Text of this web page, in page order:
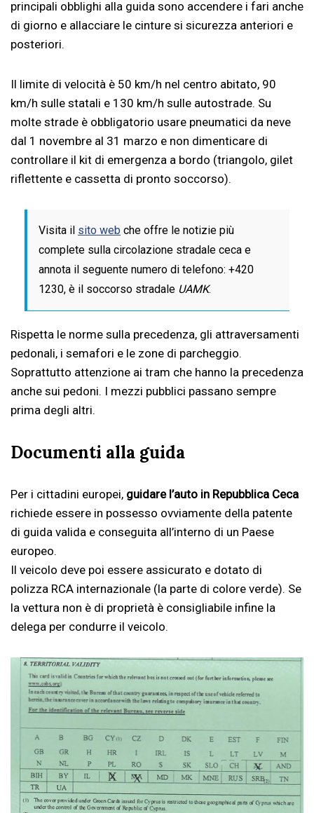
principali obblighi alla guida sono accendere i fari anche
di giorno e allacciare le cinture si sicurezza anteriori e
posteriori.
Il limite di velocità è 50 km/h nel centro abitato, 90
km/h sulle statali e 130 km/h sulle autostrade. Su
molte strade è obbligatorio usare pneumatici da neve
dal 1 novembre al 31 marzo e non dimenticare di
controllare il kit di emergenza a bordo (triangolo, gilet
riflettente e cassetta di pronto soccorso).
Visita il sito web che offre le notizie più
complete sulla circolazione stradale ceca e
annota il seguente numero di telefono: +420
1230, è il soccorso stradale UAMK.
Rispetta le norme sulla precedenza, gli attraversamenti
pedonali, i semafori e le zone di parcheggio.
Soprattutto attenzione ai tram che hanno la precedenza
anche sui pedoni. I mezzi pubblici passano sempre
prima degli altri.
Documenti alla guida
Per i cittadini europei, guidare l’auto in Repubblica Ceca
richiede essere in possesso ovviamente della patente
di guida valida e conseguita all’interno di un Paese
europeo.
Il veicolo deve poi essere assicurato e dotato di
polizza RCA internazionale (la parte di colore verde). Se
la vettura non è di proprietà è consigliabile infine la
delega per condurre il veicolo.